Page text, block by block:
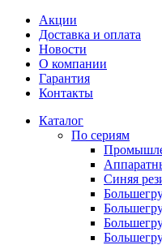
Акции
Доставка и оплата
Новости
О компании
Гарантия
Контакты
Каталог
По сериям
Синяя